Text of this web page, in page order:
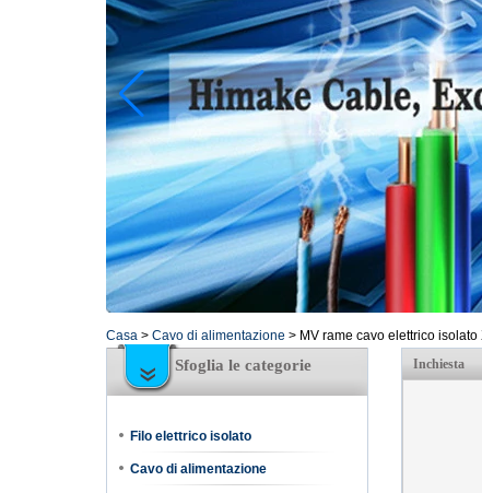
Casa > Cavo di alimentazione > MV rame cavo elettrico
Sfoglia le categorie
Filo elettrico isolato
Cavo di alimentazione
Inchiesta